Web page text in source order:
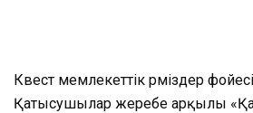
Квест мемлекеттік рәміздер
Қатысушылар жеребе арқылы